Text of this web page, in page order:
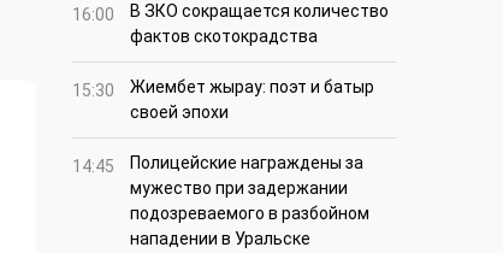
16:00
В ЗКО сокращается количество
фактов скотокрадства
15:30
Жиембет жырау: поэт и батыр
своей эпохи
14:45
Полицейские награждены за
мужество при задержании
подозреваемого в разбойном
нападении в Уральске